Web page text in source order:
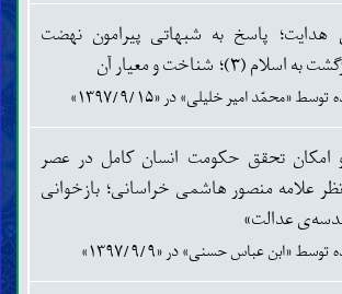
هدایت؛ پاسخ به شبهاتی پیرامون نهضت
(۳)؛ شناخت و معیار آن
«محمّد امیر خلیلی» در «۱۳۹۷/۹/۱۵»
تحقق حکومت انسان کامل در عصر
علامه منصور هاشمی خراسانی؛ بازخوانی
عدالت»
«ابن عباس حسنی» در «۱۳۹۷/۹/۹»